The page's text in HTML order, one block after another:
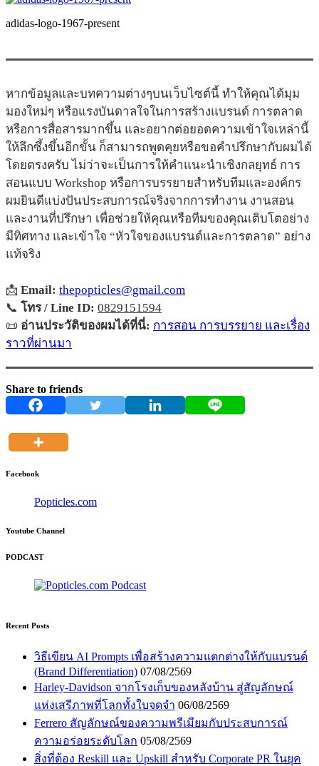
adidas-logo-1967-present
หากข้อมูลและบทความต่างๆบนเว็บไซต์นี้ ทำให้คุณได้มุม
มองใหม่ๆ หรือแรงบันดาลใจในการสร้างแบรนด์ การตลาด
หรือการสื่อสารมากขึ้น และอยากต่อยอดความเข้าใจเหล่านี้
ให้ลึกซึ้งขึ้นอีกขั้น ก็สามารถพูดคุยหรือขอคำปรึกษากับผมได้
โดยตรงครับ ไม่ว่าจะเป็นการให้คำแนะนำเชิงกลยุทธ์ การ
สอนแบบ Workshop หรือการบรรยายสำหรับทีมและองค์กร
ผมยินดีแบ่งปันประสบการณ์จริงจากการทำงาน งานสอน
และงานที่ปรึกษา เพื่อช่วยให้คุณหรือทีมของคุณเติบโตอย่าง
มีทิศทาง และเข้าใจ “หัวใจของแบรนด์และการตลาด” อย่าง
แท้จริง
📩 Email: thepopticles@gmail.com
📞 โทร / Line ID: 0829151594
📜 อ่านประวัติของผมได้ที่นี่: การสอน การบรรยาย และเรื่อง
ราวที่ผ่านมา
Share to friends
Facebook
Popticles.com
Youtube Channel
PODCAST
Recent Posts
วิธีเขียน AI Prompts เพื่อสร้างความแตกต่างให้กับแบรนด์
(Brand Differentiation) 07/08/2569
Harley-Davidson จากโรงเก็บของหลังบ้าน สู่สัญลักษณ์
แห่งเสรีภาพที่โลกทั้งใบจดจำ 06/08/2569
Ferrero สัญลักษณ์ของความพรีเมียมกับประสบการณ์
ความอร่อยระดับโลก 05/08/2569
สิ่งที่ต้อง Reskill และ Upskill สำหรับ Corporate PR ในยุค